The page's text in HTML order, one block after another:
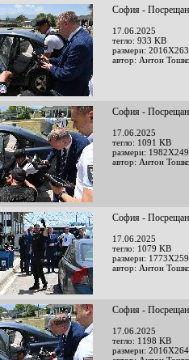
София -
17.06.2025
тегло: 933 KB
размери:
автор: Антон
София -
17.06.2025
тегло: 1091 KB
размери:
автор: Антон
София -
17.06.2025
тегло: 1079 KB
размери:
автор: Антон
София -
17.06.2025
тегло: 1198 KB
размери: